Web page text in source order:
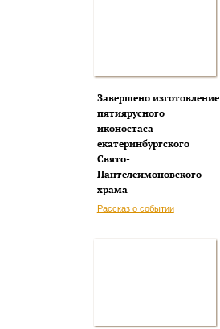
Завершено изготовление
пятиярусного
иконостаса
екатеринбургского
Свято-
Пантелеимоновского
храма
Рассказ о событии